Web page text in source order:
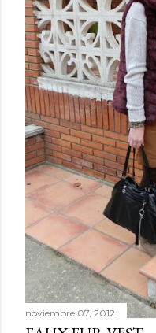
noviembre 07, 2012